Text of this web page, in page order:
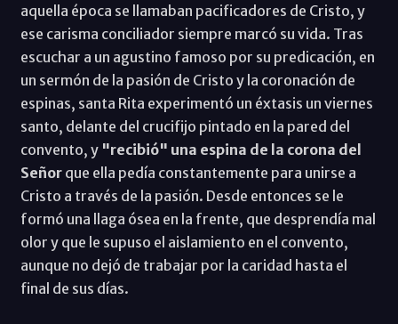
aquella época se llamaban pacificadores de Cristo, y
ese carisma conciliador siempre marcó su vida. Tras
escuchar a un agustino famoso por su predicación, en
un sermón de la pasión de Cristo y la coronación de
espinas, santa Rita experimentó un éxtasis un viernes
santo, delante del crucifijo pintado en la pared del
convento, y "recibió" una espina de la corona del
Señorque ella pedía constantemente para unirse a
Cristo a través de la pasión. Desde entonces se le
formó una llaga ósea en la frente, que desprendía mal
olor y que le supuso el aislamiento en el convento,
aunque no dejó de trabajar por la caridad hasta el
final de sus días.